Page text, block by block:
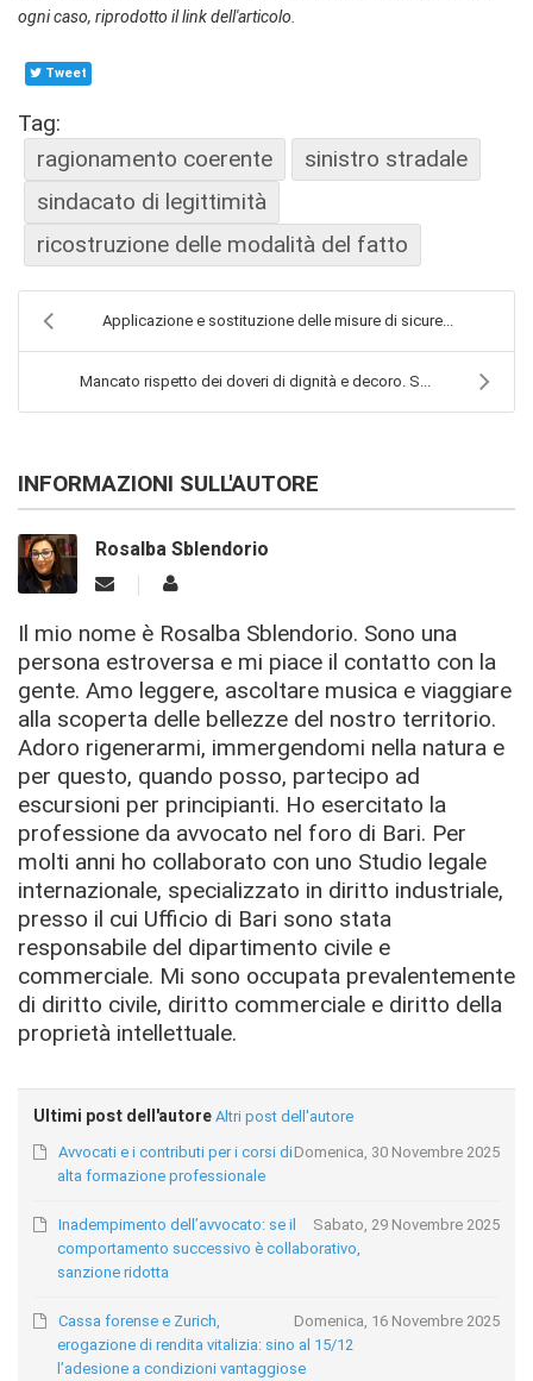
ogni caso, riprodotto il link dell'articolo.
Tweet
Tag:
ragionamento coerente
sinistro stradale
sindacato di legittimità
ricostruzione delle modalità del fatto
Applicazione e sostituzione delle misure di sicure...
Mancato rispetto dei doveri di dignità e decoro. S...
INFORMAZIONI SULL'AUTORE
Rosalba Sblendorio
Il mio nome è Rosalba Sblendorio. Sono una
persona estroversa e mi piace il contatto con la
gente. Amo leggere, ascoltare musica e viaggiare
alla scoperta delle bellezze del nostro territorio.
Adoro rigenerarmi, immergendomi nella natura e
per questo, quando posso, partecipo ad
escursioni per principianti. Ho esercitato la
professione da avvocato nel foro di Bari. Per
molti anni ho collaborato con uno Studio legale
internazionale, specializzato in diritto industriale,
presso il cui Ufficio di Bari sono stata
responsabile del dipartimento civile e
commerciale. Mi sono occupata prevalentemente
di diritto civile, diritto commerciale e diritto della
proprietà intellettuale.
Ultimi post dell'autore Altri post dell'autore
Domenica, 30 Novembre 2025
Avvocati e i contributi per i corsi di
alta formazione professionale
Sabato, 29 Novembre 2025
Inadempimento dell’avvocato: se il
comportamento successivo è collaborativo,
sanzione ridotta
Domenica, 16 Novembre 2025
Cassa forense e Zurich,
erogazione di rendita vitalizia: sino al 15/12
l’adesione a condizioni vantaggiose